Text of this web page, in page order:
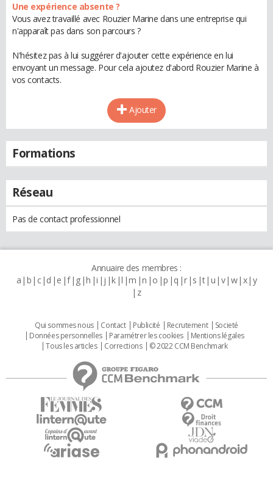
Une expérience absente ?
Vous avez travaillé avec Rouzier Marine dans une entreprise qui
n'apparaît pas dans son parcours ?
N'hésitez pas à lui suggérer d'ajouter cette expérience en lui
envoyant un message. Pour cela ajoutez d'abord Rouzier Marine à
vos contacts.
Ajouter
Formations
Réseau
Pas de contact professionnel
Annuaire des membres :
a b c d e f g h i j k l m n o p q r s t u v w x y
z
Qui sommes nous Contact Publicité Recrutement
Societé
Données personnelles
Paramétrer les cookies
Mentions légales
Tous les articles
Corrections © 2022 CCM Benchmark